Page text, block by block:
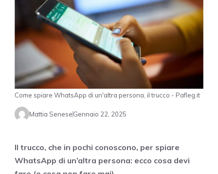
Come spiare WhatsApp di un'altra persona, il trucco - Pafleg.it
Mattia SeneseGennaio 22, 2025
Il trucco, che in pochi conoscono, per spiare
WhatsApp di un’altra persona: ecco cosa devi